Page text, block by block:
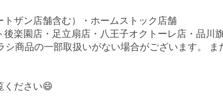
トザン店舗含む）・ホームストック店舗
楽園店・足立扇店・八王子オクトーレ店・品川
シ商品の一部取扱いがない場合がございます。
ください😄